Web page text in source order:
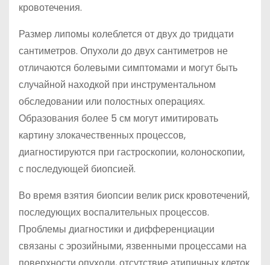
кровотечения.
Размер липомы колеблется от двух до тридцати
сантиметров. Опухоли до двух сантиметров не
отличаются болевыми симптомами и могут быть
случайной находкой при инструментальном
обследовании или полостных операциях.
Образования более 5 см могут имитировать
картину злокачественных процессов,
диагностируются при гастроскопии, колоноскопии,
с последующей биопсией.
Во время взятия биопсии велик риск кровотечений,
последующих воспалительных процессов.
Проблемы диагностики и дифференциации
связаны с эрозийными, язвенными процессами на